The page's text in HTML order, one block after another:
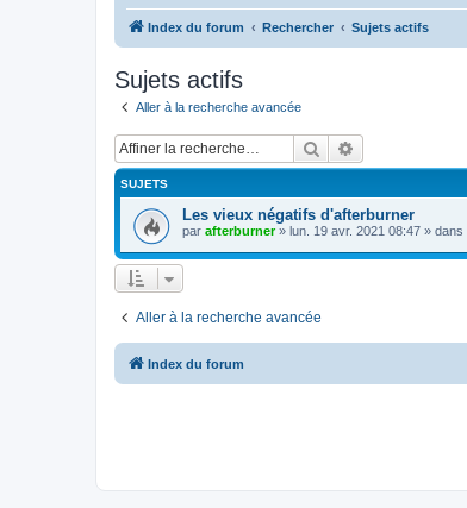
Index du forum Rechercher Sujets actifs
Sujets actifs
Aller à la recherche avancée
Rechercher
SUJETS
Les vieux négatifs d'afterburner
par afterburner» lun. 19 avr. 2021 08:47 » dans
Aller à la recherche avancée
Index du forum